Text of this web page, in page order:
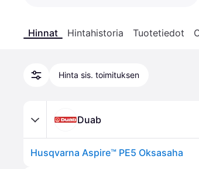
Hinnat Hintahistoria Tuotetiedot
Hinta sis. toimituksen
Duab
Husqvarna Aspire™ PE5 Oksasaha